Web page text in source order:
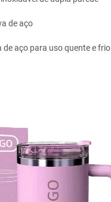
de aço
aço para uso quente e frio